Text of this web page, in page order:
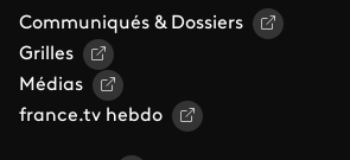
Communiqués & Dossiers
Grilles
Médias
france.tv hebdo